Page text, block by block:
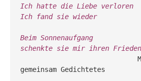
Ich hatte die Liebe verloren
Ich fand sie wieder
Beim Sonnenaufgang
schenkte sie mir ihren Frieden
gemeinsam Gedichtetes